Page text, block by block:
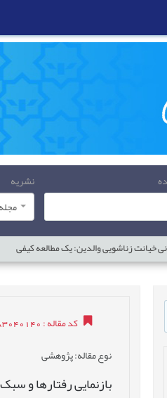
نشریه
خیانت زناشویی والدین: یک مطالعه کیفی
کد مقاله: 1401083040140
نوع مقاله: پژوهشی
بازنمایی رفتارها و